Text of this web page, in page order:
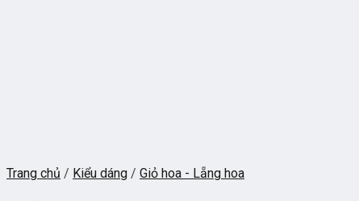
Trang chủ / Kiểu dáng / Giỏ hoa - Lẵng hoa